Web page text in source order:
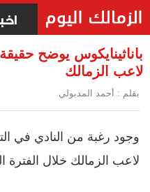
باناثينايكوس يوضح
لاعب الزمالك
بقلم : أحمد المدبولي
وجود رغبة من النادي في
لاعب الزمالك خلال الفترة